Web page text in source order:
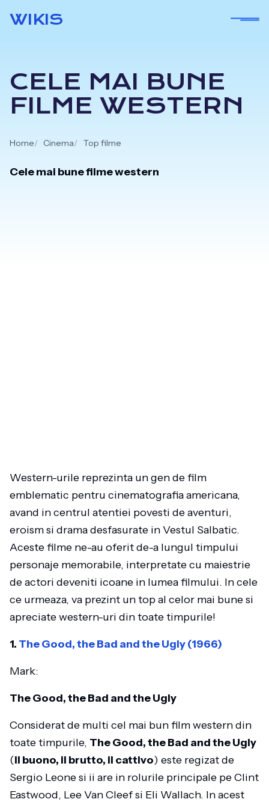
WIKIS
CELE MAI BUNE
FILME WESTERN
Home Cinema Top filme
Cele mai bune filme western
Western-urile reprezinta un gen de film
emblematic pentru cinematografia americana,
avand in centrul atentiei povesti de aventuri,
eroism si drama desfasurate in Vestul Salbatic.
Aceste filme ne-au oferit de-a lungul timpului
personaje memorabile, interpretate cu maiestrie
de actori deveniti icoane in lumea filmului. In cele
ce urmeaza, va prezint un top al celor mai bune si
apreciate western-uri din toate timpurile!
1. The Good, the Bad and the Ugly (1966)
Mark:
The Good, the Bad and the Ugly
Considerat de multi cel mai bun film western din
toate timpurile, The Good, the Bad and the Ugly
(Il buono, il brutto, il cattivo) este regizat de
Sergio Leone si ii are in rolurile principale pe Clint
Eastwood, Lee Van Cleef si Eli Wallach. In acest